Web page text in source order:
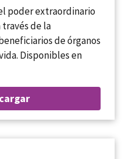
poder extraordinario
través de la
de órganos
Disponibles en